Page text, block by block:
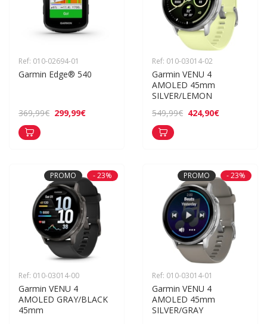
Ref: 010-02694-01
Garmin Edge® 540
369,99€ 299,99€
Ref: 010-03014-02
Garmin VENU 4
AMOLED 45mm
SILVER/LEMON
549,99€ 424,90€
PROMO - 23%
Ref: 010-03014-00
Garmin VENU 4
AMOLED GRAY/BLACK
45mm
PROMO - 23%
Ref: 010-03014-01
Garmin VENU 4
AMOLED 45mm
SILVER/GRAY